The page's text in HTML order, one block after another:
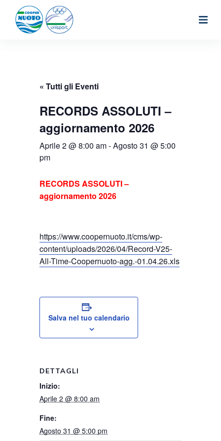
« Tutti gli Eventi
RECORDS ASSOLUTI –
aggiornamento 2026
Aprile 2 @ 8:00 am-Agosto 31 @ 5:00
pm
RECORDS ASSOLUTI –
aggiornamento 2026
https://www.coopernuoto.it/cms/wp-
content/uploads/2026/04/Record-V25-
All-Time-Coopernuoto-agg.-01.04.26.xls
Salva nel tuo calendario
DETTAGLI
Inizio:
Aprile 2 @ 8:00 am
Fine:
Agosto 31 @ 5:00 pm